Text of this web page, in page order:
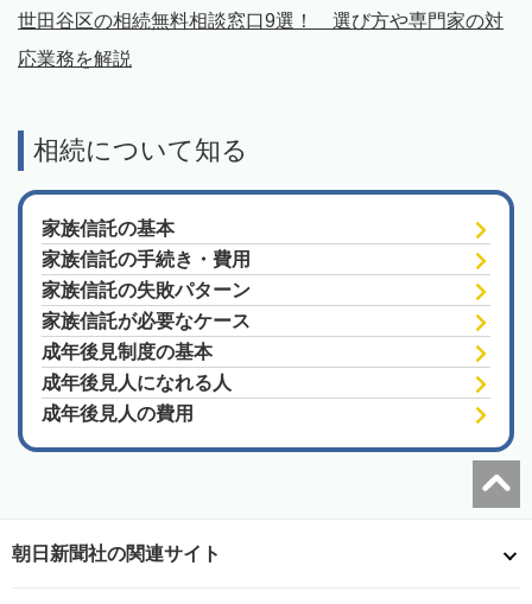
世田谷区の相続無料相談窓口9選！ 選び方や専門家の対
応業務を解説
相続について知る
家族信託の基本
家族信託の手続き・費用
家族信託の失敗パターン
家族信託が必要なケース
成年後見制度の基本
成年後見人になれる人
成年後見人の費用
朝日新聞社の関連サイト